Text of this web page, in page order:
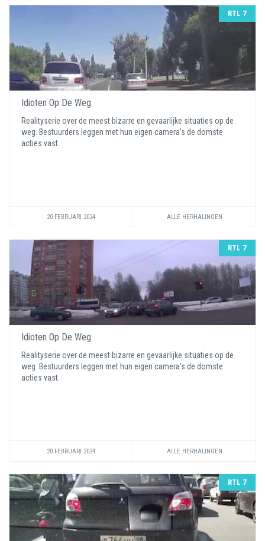
RTL 7
Idioten Op De Weg
Realityserie over de meest bizarre en gevaarlijke situaties op de
weg. Bestuurders leggen met hun eigen camera's de domste
acties vast.
20 FEBRUARI 2024 ALLE HERHALINGEN
RTL 7
Idioten Op De Weg
Realityserie over de meest bizarre en gevaarlijke situaties op de
weg. Bestuurders leggen met hun eigen camera's de domste
acties vast.
20 FEBRUARI 2024 ALLE HERHALINGEN
RTL 7